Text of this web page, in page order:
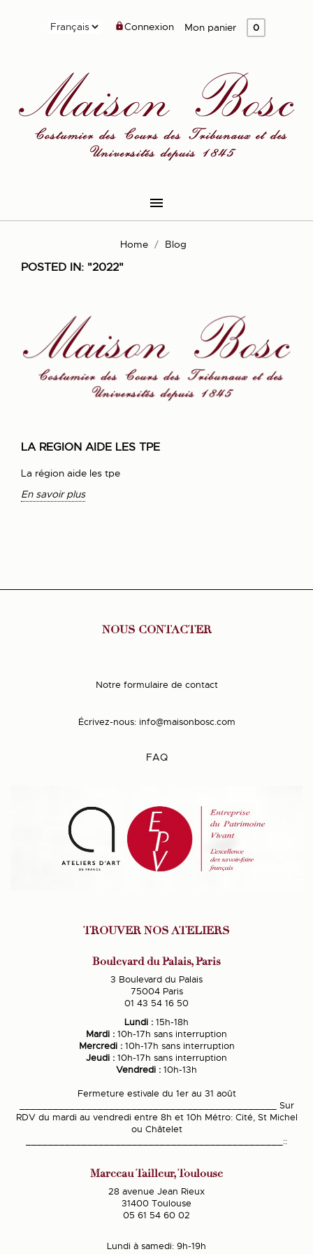

Connexion Mon panier 0
Home Blog
POSTED IN: "2022"
LA REGION AIDE LES TPE
La région aide les tpe
En savoir plus
NOUS CONTACTER
Notre formulaire de contact
Écrivez-nous: info@maisonbosc.com
FAQ
TROUVER NOS ATELIERS
Boulevard du Palais, Paris
3 Boulevard du Palais
75004 Paris
01 43 54 16 50
Lundi : 15h-18h
Mardi : 10h-17h sans interruption
Mercredi :10h-17h sans interruption
Jeudi : 10h-17h sans interruption
Vendredi : 10h-13h
Fermeture estivale du 1er au 31 août
______________________________________________ Sur
RDV du mardi au vendredi entre 8h et 10h Métro: Cité, St Michel
ou Châtelet
______________________________________________::
Marceau Tailleur, Toulouse
28 avenue Jean Rieux
31400 Toulouse
05 61 54 60 02
Lundi à samedi: 9h-19h